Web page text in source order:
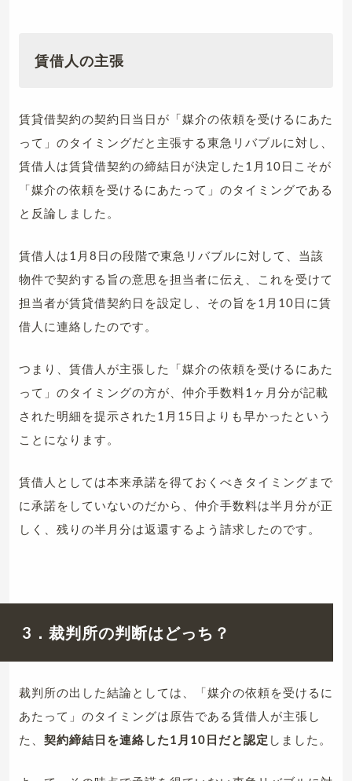
賃借人の主張
賃貸借契約の契約日当日が「媒介の依頼を受けるにあた
って」のタイミングだと主張する東急リバブルに対し、
賃借人は賃貸借契約の締結日が決定した1月10日こそが
「媒介の依頼を受けるにあたって」のタイミングである
と反論しました。
賃借人は1月8日の段階で東急リバブルに対して、当該
物件で契約する旨の意思を担当者に伝え、これを受けて
担当者が賃貸借契約日を設定し、その旨を1月10日に賃
借人に連絡したのです。
つまり、賃借人が主張した「媒介の依頼を受けるにあた
って」のタイミングの方が、仲介手数料1ヶ月分が記載
された明細を提示された1月15日よりも早かったという
ことになります。
賃借人としては本来承諾を得ておくべきタイミングまで
に承諾をしていないのだから、仲介手数料は半月分が正
しく、残りの半月分は返還するよう請求したのです。
3．裁判所の判断はどっち？
裁判所の出した結論としては、「媒介の依頼を受けるに
あたって」のタイミングは原告である賃借人が主張し
た、 契約締結日を連絡した1月10日だと認定 しました。